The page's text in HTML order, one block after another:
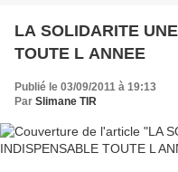
LA SOLIDARITE
TOUTE L ANNEE
Publié le 03/09/2011 à 19:13
Par Slimane TIR